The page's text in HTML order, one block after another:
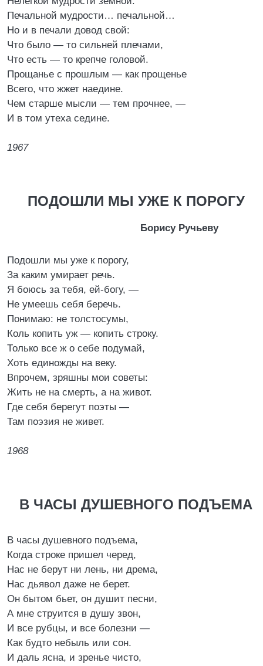
Печальной мудрости… печальной…
Но и в печали довод свой:
Что было — то сильней плечами,
Что есть — то крепче головой.
Прощанье с прошлым — как прощенье
Всего, что жжет наедине.
Чем старше мысли — тем прочнее, —
И в том утеха седине.
1967
ПОДОШЛИ МЫ УЖЕ К ПОРОГУ
Борису Ручьеву
Подошли мы уже к порогу,
За каким умирает речь.
Я боюсь за тебя, ей-богу, —
Не умеешь себя беречь.
Понимаю: не толстосумы,
Коль копить уж — копить строку.
Только все ж о себе подумай,
Хоть единожды на веку.
Впрочем, зряшны мои советы:
Жить не на смерть, а на живот.
Где себя берегут поэты —
Там поэзия не живет.
1968
В ЧАСЫ ДУШЕВНОГО ПОДЪЕМА
В часы душевного подъема,
Когда строке пришел черед,
Нас не берут ни лень, ни дрема,
Нас дьявол даже не берет.
Он бытом бьет, он душит песни,
А мне струится в душу звон,
И все рубцы, и все болезни —
Как будто небыль или сон.
И даль ясна, и зренье чисто,